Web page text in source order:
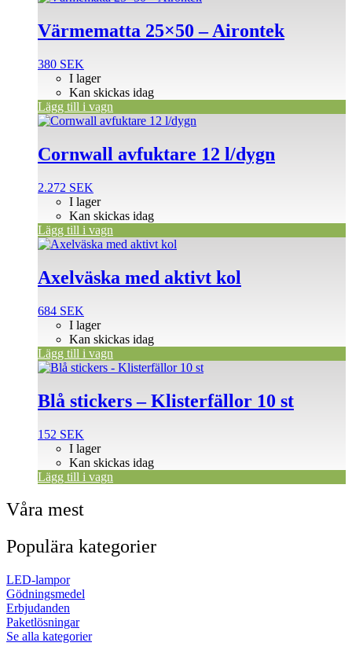
Värmematta 25×50 – Airontek
380 SEK
I lager
Kan skickas idag
Lägg till i vagn
Cornwall avfuktare 12 l/dygn
2.272 SEK
I lager
Kan skickas idag
Lägg till i vagn
Axelväska med aktivt kol
684 SEK
I lager
Kan skickas idag
Lägg till i vagn
Blå stickers – Klisterfällor 10 st
152 SEK
I lager
Kan skickas idag
Lägg till i vagn
Våra mest
Populära kategorier
LED-lampor
Gödningsmedel
Erbjudanden
Paketlösningar
Se alla kategorier